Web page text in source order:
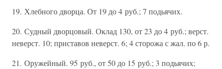
19. Хлебного дворца. От 19 до 4 руб.; 7 подьячих.
20. Судный дворцовый. Оклад 130, от 23 до 4 руб.; верст.
неверст. 10; приставов неверст. 6; 4 сторожа с жал. по 6 р.
21. Оружейный. 95 руб., от 50 до 15 руб.; 3 подьячих;